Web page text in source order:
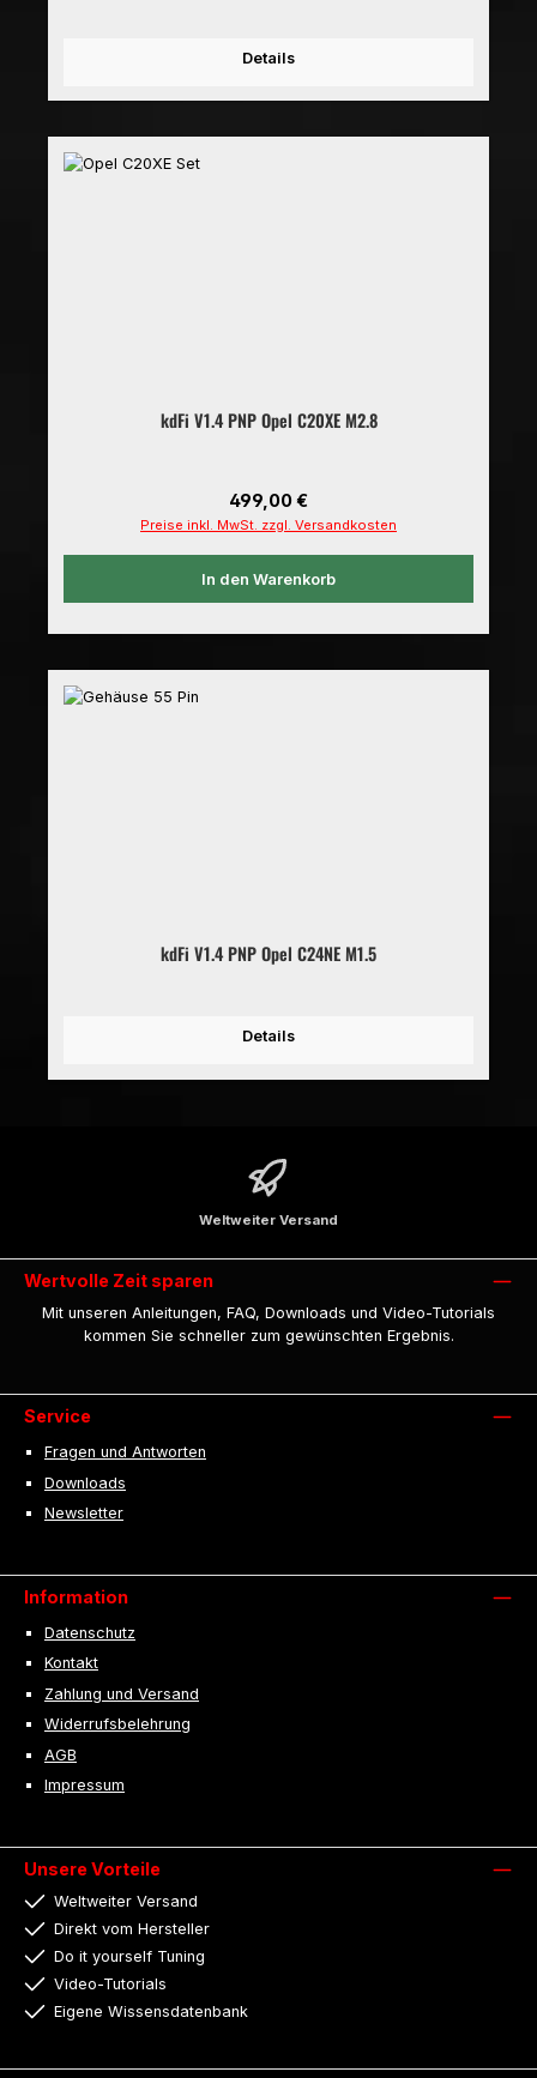
Details
kdFi V1.4 PNP Opel C20XE M2.8
Regulärer Preis:
499,00 €
Preise inkl. MwSt. zzgl. Versandkosten
In den Warenkorb
kdFi V1.4 PNP Opel C24NE M1.5
Details
Weltweiter Versand
Wertvolle Zeit sparen
Mit unseren Anleitungen, FAQ, Downloads und Video-Tutorials
kommen Sie schneller zum gewünschten Ergebnis.
Service
Fragen und Antworten
Downloads
Newsletter
Information
Datenschutz
Kontakt
Zahlung und Versand
Widerrufsbelehrung
AGB
Impressum
Unsere Vorteile
Weltweiter Versand
Direkt vom Hersteller
Do it yourself Tuning
Video-Tutorials
Eigene Wissensdatenbank